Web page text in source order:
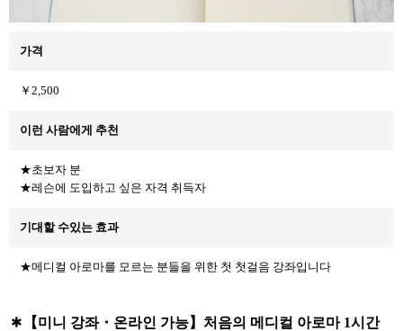
가격
￥2,500
이런 사람에게 추천
★초보자 분
★레슨에 도입하고 싶은 자격 취득자
기대할 수있는 효과
★메디컬 아로마를 모르는 분들을 위한 첫 첫걸음 강좌입니다
【미니 강좌・온라인 가능】처음의 메디컬 아로마 1시간